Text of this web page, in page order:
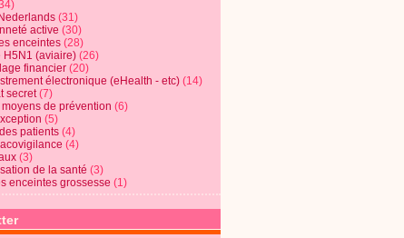
(31)
active (30)
enceintes (28)
H5N1 (aviaire) (26)
financier (20)
électronique (eHealth - etc) (14)
secret(7)
de prévention (6)
(5)
patients (4)
(4)
(3)
de la santé (3)
enceintes grossesse (1)